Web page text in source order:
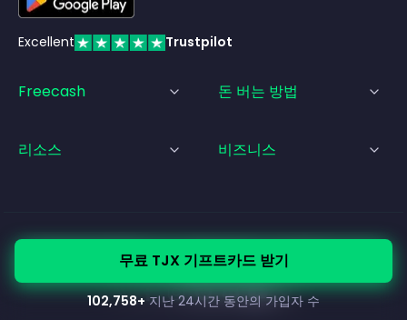
무료 TJX 기프트카드 받기
102,758+ 지난 24시간 동안의 가입자 수
Excellent Trustpilot
Freecash 돈 버는 방법
리소스 비즈니스
2026•서비스 약관• 개인정보 처리방침
•법적 고지